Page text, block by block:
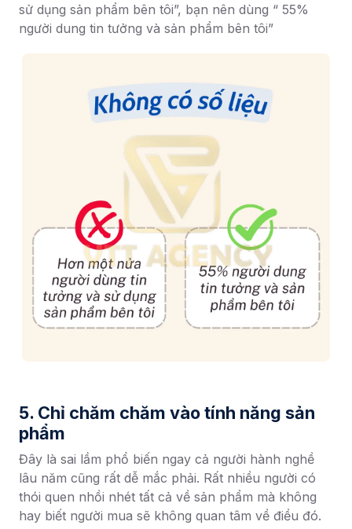
sử dụng sản phẩm bên tôi”, bạn nên dùng “ 55%
người dung tin tưởng và sản phẩm bên tôi”
5. Chỉ chăm chăm vào tính năng sản
phẩm
Đây là sai lầm phổ biến ngay cả người hành nghề
lâu năm cũng rất dễ mắc phải. Rất nhiều người có
thói quen nhồi nhét tất cả về sản phẩm mà không
hay biết người mua sẽ không quan tâm về điều đó.